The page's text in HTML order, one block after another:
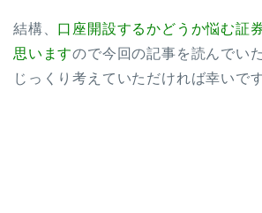
結構、 口座開設するかどうか悩む証
思いますので今回の記事を読んでい
じっくり考えていただければ幸いで